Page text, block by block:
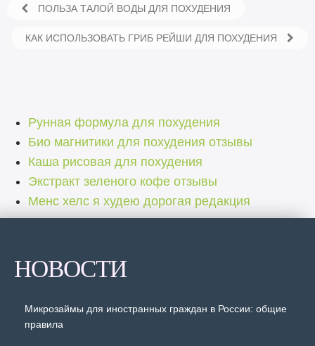
ПОЛЬЗА ТАЛОЙ ВОДЫ ДЛЯ ПОХУДЕНИЯ
КАК ИСПОЛЬЗОВАТЬ ГРИБ РЕЙШИ ДЛЯ ПОХУДЕНИЯ
Рунная формула для похудения
Био магнитики для похудения отзывы
Каша рисовая для похудения
Экстракт зеленого кофе отзывы
Менс хелс я худею дорогая редакция
НОВОСТИ
Микрозаймы для иностранных граждан в России: общие
правила